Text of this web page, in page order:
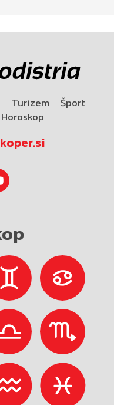
Turizem
Šport
Horoskop